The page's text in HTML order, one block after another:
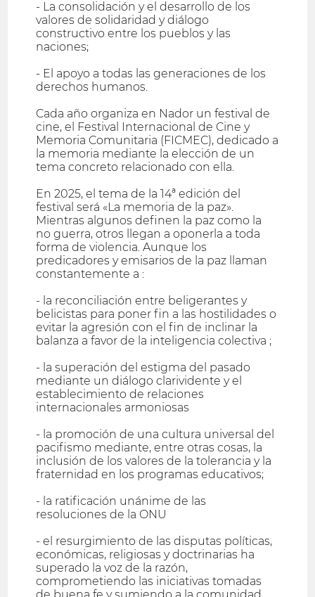
- La consolidación y el desarrollo de los
valores de solidaridad y diálogo
constructivo entre los pueblos y las
naciones;
- El apoyo a todas las generaciones de los
derechos humanos.
Cada año organiza en Nador un festival de
cine, el Festival Internacional de Cine y
Memoria Comunitaria (FICMEC), dedicado a
la memoria mediante la elección de un
tema concreto relacionado con ella.
En 2025, el tema de la 14ª edición del
festival será «La memoria de la paz».
Mientras algunos definen la paz como la
no guerra, otros llegan a oponerla a toda
forma de violencia. Aunque los
predicadores y emisarios de la paz llaman
constantemente a :
- la reconciliación entre beligerantes y
belicistas para poner fin a las hostilidades o
evitar la agresión con el fin de inclinar la
balanza a favor de la inteligencia colectiva ;
- la superación del estigma del pasado
mediante un diálogo clarividente y el
establecimiento de relaciones
internacionales armoniosas
- la promoción de una cultura universal del
pacifismo mediante, entre otras cosas, la
inclusión de los valores de la tolerancia y la
fraternidad en los programas educativos;
- la ratificación unánime de las
resoluciones de la ONU
- el resurgimiento de las disputas políticas,
económicas, religiosas y doctrinarias ha
superado la voz de la razón,
comprometiendo las iniciativas tomadas
de buena fe y sumiendo a la comunidad